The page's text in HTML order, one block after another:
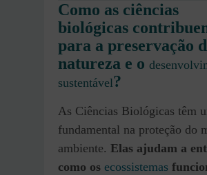
Como as ciências
biológicas
para a preservação
natureza e o
sustentável?
As Ciências Biológicas têm
fundamental na proteção do
ambiente. Elas ajudam a
como os ecossistemas